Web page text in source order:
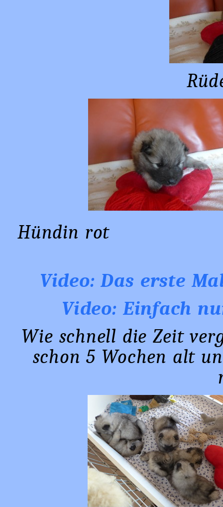
Hündin
Video: Das erste
Video: Einfach
Wie schnell die Zeit
schon 5 Wochen alt